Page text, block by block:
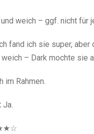
weich – ggf. nicht für
fand ich sie super,
– Dark mochte sie
im Rahmen.
Ja.